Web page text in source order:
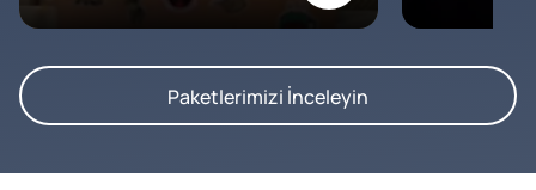
Paketlerimizi İnceleyin